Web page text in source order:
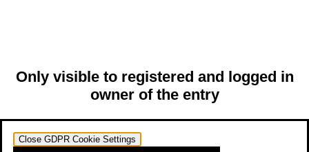
Only visible to registered and logged in
owner of the entry
Close GDPR Cookie Settings